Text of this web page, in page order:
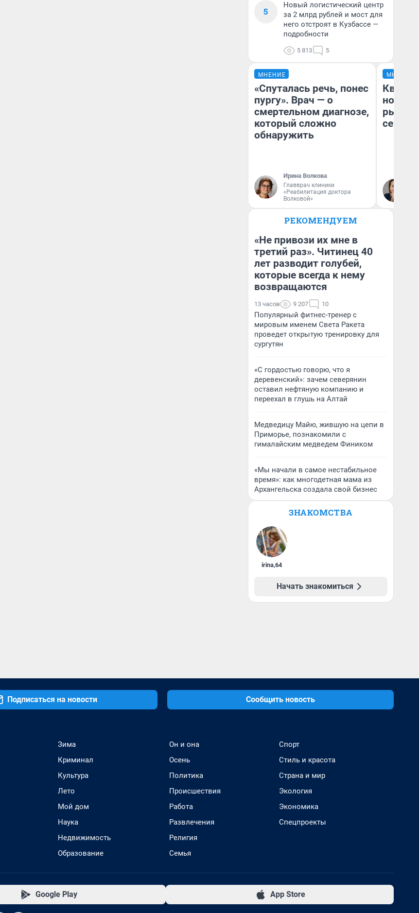
5
Новый логистический центр
за 2 млрд рублей и мост для
него отстроят в Кузбассе —
подробности
5 813 5
МНЕНИЕ
«Спуталась речь, понес
пургу». Врач — о
смертельном диагнозе,
который сложно
обнаружить
Ирина Волкова
Главврач клиники
«Реабилитация доктора
Волковой»
МНЕНИЕ
но
рынок
РЕКОМЕНДУЕМ
«Не привози их мне в
третий раз». Читинец 40
лет разводит голубей,
которые всегда к нему
возвращаются
13 часов 9 207 10
Популярный фитнес-тренер с
мировым именем Света Ракета
проведет открытую тренировку для
сургутян
«С гордостью говорю, что я
деревенский»: зачем северянин
оставил нефтяную компанию и
переехал в глушь на Алтай
Медведицу Майю, жившую на цепи в
Приморье, познакомили с
гималайским медведем Фиником
«Мы начали в самое нестабильное
время»: как многодетная мама из
Архангельска создала свой бизнес
ЗНАКОМСТВА
irina,64
Начать знакомиться
Подписаться на новости Сообщить новость
Зима
Криминал
Культура
Лето
Мой дом
Наука
Недвижимость
Образование
Он и она
Осень
Политика
Происшествия
Работа
Развлечения
Религия
Семья
Спорт
Стиль и красота
Страна и мир
Экология
Экономика
Спецпроекты
Google Play App Store